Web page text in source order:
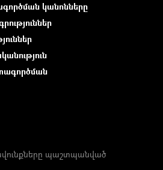
կանոնները
պաշտպանված